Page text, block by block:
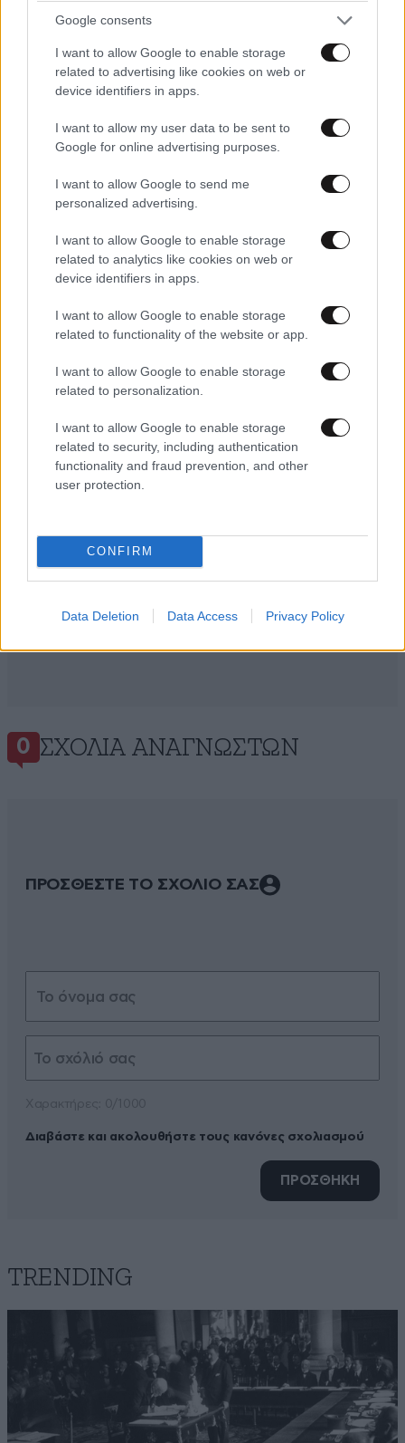
Google consents
I want to allow Google to enable storage
related to advertising like cookies on web or
device identifiers in apps.
I want to allow my user data to be sent to
Google for online advertising purposes.
I want to allow Google to send me
personalized advertising.
I want to allow Google to enable storage
related to analytics like cookies on web or
device identifiers in apps.
I want to allow Google to enable storage
related to functionality of the website or app.
I want to allow Google to enable storage
related to personalization.
I want to allow Google to enable storage
related to security, including authentication
functionality and fraud prevention, and other
user protection.
CONFIRM
Data Deletion Data Access Privacy Policy
Θρίλερ με τον θάνατο 66χρονου στις Σέρρες –
Βρέθηκε νεκρός στο σπίτι του, εξετάζεται
δολοφονία
Ακολουθήστε τοNEWSBEAST
0 ΣΧΌΛΙΑ ΑΝΑΓΝΩΣΤΏΝ
ΠΡΟΣΘΕΣΤΕ ΤΟ ΣΧΟΛΙΟ ΣΑΣ
Διαβάστε και ακολουθήστε τους κανόνες σχολιασμού
ΠΡΟΣΘΗΚΗ
TRENDING